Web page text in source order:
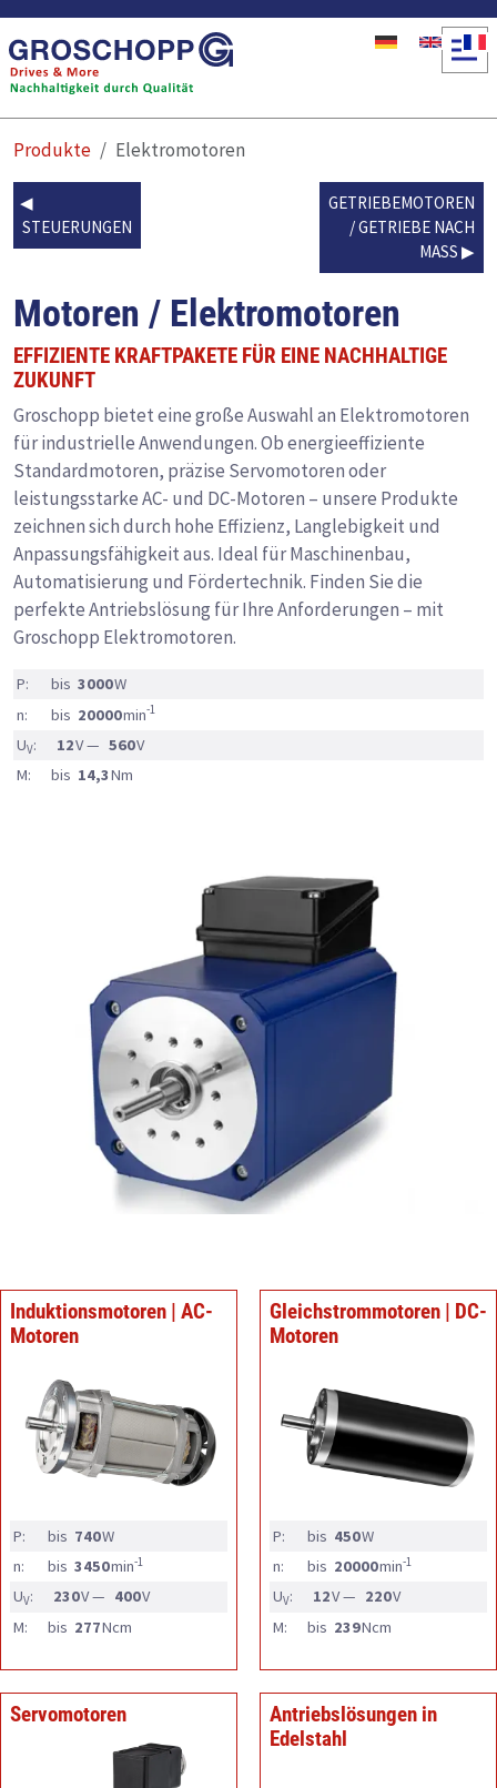
Direkt zum Inhalt
Produkte Elektromotoren
STEUERUNGEN
GETRIEBEMOTOREN
/ GETRIEBE NACH
MASS
Motoren / Elektromotoren
EFFIZIENTE KRAFTPAKETE FÜR EINE NACHHALTIGE
ZUKUNFT
Groschopp bietet eine große Auswahl an Elektromotoren
für industrielle Anwendungen. Ob energieeffiziente
Standardmotoren, präzise Servomotoren oder
leistungsstarke AC- und DC-Motoren – unsere Produkte
zeichnen sich durch hohe Effizienz, Langlebigkeit und
Anpassungsfähigkeit aus. Ideal für Maschinenbau,
Automatisierung und Fördertechnik. Finden Sie die
perfekte Antriebslösung für Ihre Anforderungen – mit
Groschopp Elektromotoren.
P: bis 3000W
n:
bis 20000min-1
UV: 12V — 560V
M:
bis 14,3Nm
Induktionsmotoren | AC-
Motoren
P: bis 740W
n:
bis 3450min-1
UV: 230V — 400V
M:
bis 277Ncm
Gleichstrommotoren | DC-
Motoren
P: bis 450W
n:
bis 20000min-1
UV: 12V — 220V
M:
bis 239Ncm
Servomotoren
Antriebslösungen in
Edelstahl